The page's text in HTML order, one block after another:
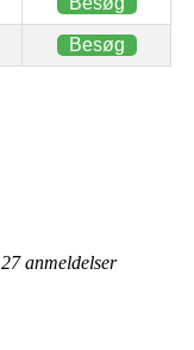
Besøg
27anmeldelser